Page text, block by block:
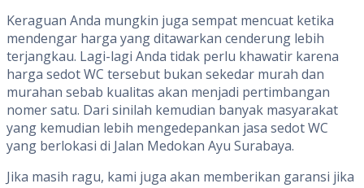
Keraguan Anda mungkin juga sempat mencuat ketika
mendengar harga yang ditawarkan cenderung lebih
terjangkau. Lagi-lagi Anda tidak perlu khawatir karena
harga sedot WC tersebut bukan sekedar murah dan
murahan sebab kualitas akan menjadi pertimbangan
nomer satu. Dari sinilah kemudian banyak masyarakat
yang kemudian lebih mengedepankan jasa sedot WC
yang berlokasi di Jalan Medokan Ayu Surabaya.
Jika masih ragu, kami juga akan memberikan garansi jika